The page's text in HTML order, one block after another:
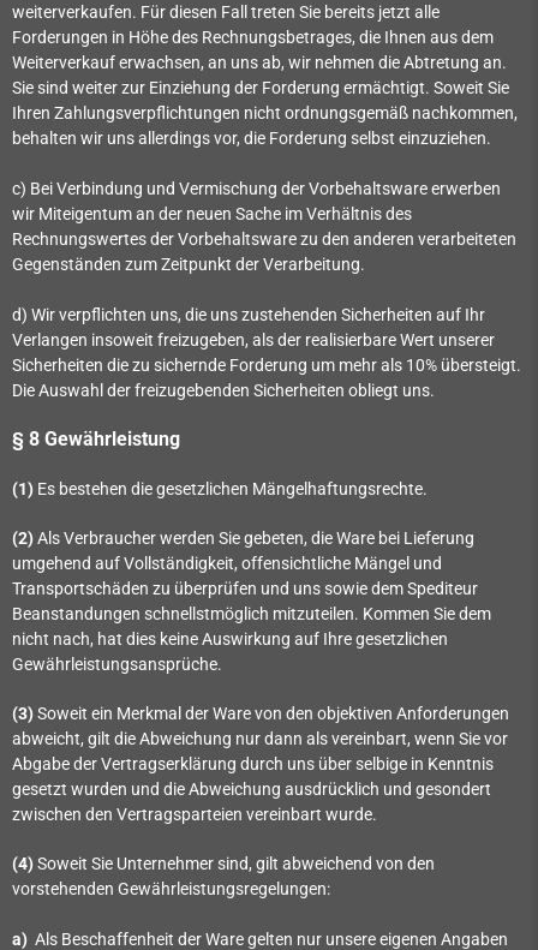
weiterverkaufen. Für diesen Fall treten Sie bereits jetzt alle
Forderungen in Höhe des Rechnungsbetrages, die Ihnen aus dem
Weiterverkauf erwachsen, an uns ab, wir nehmen die Abtretung an.
Sie sind weiter zur Einziehung der Forderung ermächtigt. Soweit Sie
Ihren Zahlungsverpflichtungen nicht ordnungsgemäß nachkommen,
behalten wir uns allerdings vor, die Forderung selbst einzuziehen.
c) Bei Verbindung und Vermischung der Vorbehaltsware erwerben
wir Miteigentum an der neuen Sache im Verhältnis des
Rechnungswertes der Vorbehaltsware zu den anderen verarbeiteten
Gegenständen zum Zeitpunkt der Verarbeitung.
d) Wir verpflichten uns, die uns zustehenden Sicherheiten auf Ihr
Verlangen insoweit freizugeben, als der realisierbare Wert unserer
Sicherheiten die zu sichernde Forderung um mehr als 10% übersteigt.
Die Auswahl der freizugebenden Sicherheiten obliegt uns.
§ 8 Gewährleistung
(1) Es bestehen die gesetzlichen Mängelhaftungsrechte.
(2) Als Verbraucher werden Sie gebeten, die Ware bei Lieferung
umgehend auf Vollständigkeit, offensichtliche Mängel und
Transportschäden zu überprüfen und uns sowie dem Spediteur
Beanstandungen schnellstmöglich mitzuteilen. Kommen Sie dem
nicht nach, hat dies keine Auswirkung auf Ihre gesetzlichen
Gewährleistungsansprüche.
(3) Soweit ein Merkmal der Ware von den objektiven Anforderungen
abweicht, gilt die Abweichung nur dann als vereinbart, wenn Sie vor
Abgabe der Vertragserklärung durch uns über selbige in Kenntnis
gesetzt wurden und die Abweichung ausdrücklich und gesondert
zwischen den Vertragsparteien vereinbart wurde.
(4) Soweit Sie Unternehmer sind, gilt abweichend von den
vorstehenden Gewährleistungsregelungen:
a) Als Beschaffenheit der Ware gelten nur unsere eigenen Angaben